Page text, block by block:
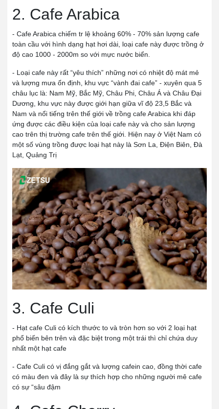
2. Cafe Arabica
- Cafe Arabica chiếm tr lệ khoảng 60% - 70% sản lượng cafe
toàn cầu với hình dạng hạt hơi dài, loại cafe này được trồng ở
độ cao 1000 - 2000m so với mực nước biển.
- Loại cafe này rất “yêu thích” những nơi có nhiệt độ mát mẻ
và lượng mưa ổn định, khu vực “vành đai cafe” - xuyên qua 5
châu lục là: Nam Mỹ, Bắc Mỹ, Châu Phi, Châu Á và Châu Đại
Dương, khu vực này được giới hạn giữa vĩ độ 23,5 Bắc và
Nam và nổi tiếng trên thế giới về trồng cafe Arabica khi đáp
ứng được các điều kiện của loại cafe này và cho sản lượng
cao trên thị trường cafe trên thế giới. Hiện nay ở Việt Nam có
một số vùng trồng được loại hạt này là Sơn La, Điện Biên, Đà
Lạt, Quảng Trị
3. Cafe Culi
- Hạt cafe Culi có kích thước to và tròn hơn so với 2 loại hạt
phổ biến bên trên và đặc biệt trong một trái thì chỉ chứa duy
nhất một hạt cafe
- Cafe Culi có vị đắng gắt và lượng cafein cao, đồng thời cafe
có màu đen và đây là sự thích hợp cho những người mê cafe
có sự “sâu đậm